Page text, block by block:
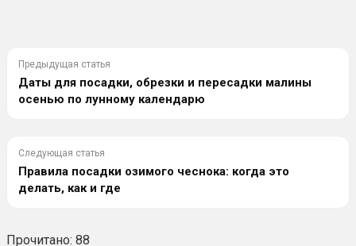
Предыдущая статья
Даты для посадки, обрезки и пересадки малины
осенью по лунному календарю
Следующая статья
Правила посадки озимого чеснока: когда это
делать, как и где
Прочитано: 88